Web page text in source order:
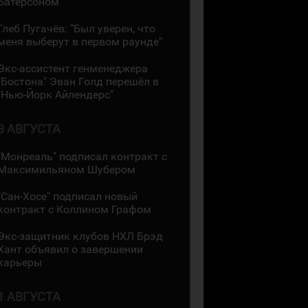
Пугачёв: "Был уверен, что
выберут в первом раунде"
ассистент генменеджера
Эван Голд перешёл в
Йорк Айлендерс"
АВГУСТА
подписал контракт с
Шубером
Хосе" подписал новый
с Коллином Графом
защитник клубов НХЛ Брэд
объявил о завершении
АВГУСТА